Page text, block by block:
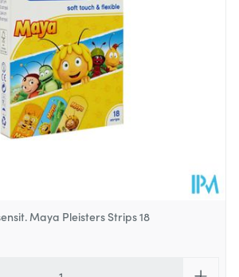
Maya Pleisters Strips 18